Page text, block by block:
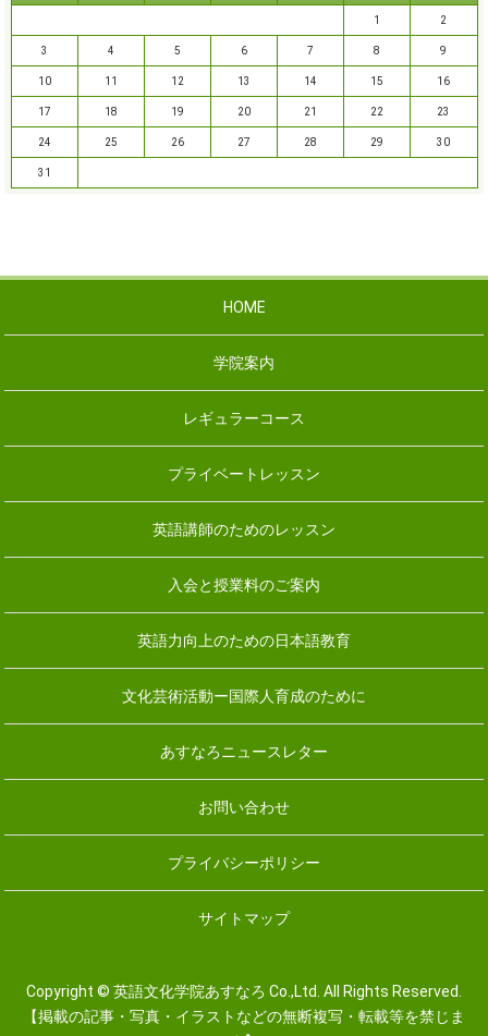
1 2
3 4 5 6 7 8 9
10 11 12 13 14 15 16
17 18 19 20 21 22 23
24 25 26 27 28 29 30
31
HOME
学院案内
レギュラーコース
プライベートレッスン
英語講師のためのレッスン
入会と授業料のご案内
英語力向上のための日本語教育
文化芸術活動ー国際人育成のために
あすなろニュースレター
お問い合わせ
プライバシーポリシー
サイトマップ
Copyright © 英語文化学院あすなろ Co.,Ltd. All Rights Reserved.
【掲載の記事・写真・イラストなどの無断複写・転載等を禁じま